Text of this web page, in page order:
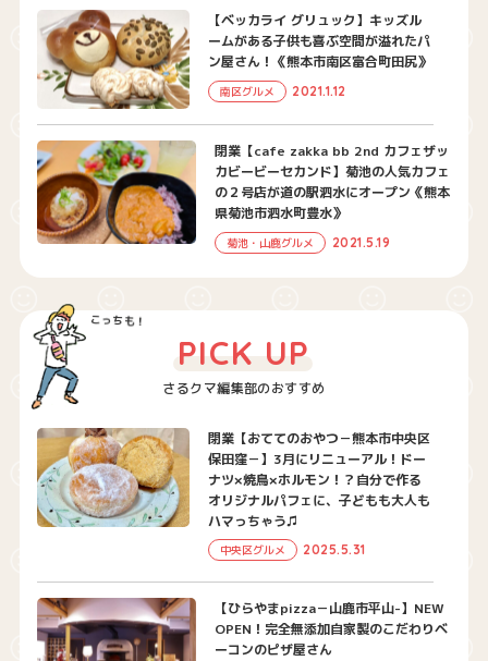
【ベッカライ グリュック】キッズル
ームがある子供も喜ぶ空間が溢れたパ
ン屋さん！《熊本市南区富合町田尻》
南区グルメ 2021.1.12
閉業【cafe zakka bb 2nd カフェザッ
カビービーセカンド】菊池の人気カフェ
の２号店が道の駅泗水にオープン《熊本
県菊池市泗水町豊水》
菊池・山鹿グルメ 2021.5.19
さるクマ編集部のおすすめ
PICK UP
閉業【おててのおやつ－熊本市中央区
保田窪－】3月にリニューアル！ドー
ナツ×焼鳥×ホルモン！？自分で作る
オリジナルパフェに、子どもも大人も
ハマっちゃう♫
中央区グルメ 2025.5.31
【ひらやまpizza－山鹿市平山-】NEW
OPEN！完全無添加自家製のこだわりベ
ーコンのピザ屋さん